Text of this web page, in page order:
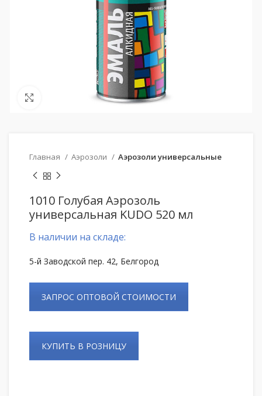
Нажмите, чтобы увеличить
Главная Аэрозоли Аэрозоли универсальные
1010 Голубая Аэрозоль
универсальная KUDO 520 мл
В наличии на складе:
5-й Заводской пер. 42, Белгород
ЗАПРОС ОПТОВОЙ СТОИМОСТИ
КУПИТЬ В РОЗНИЦУ